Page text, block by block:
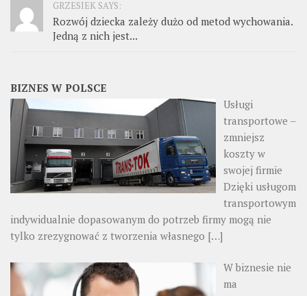
GRZESIEK SAYS:
Rozwój dziecka zależy dużo od metod wychowania.
Jedną z nich jest...
BIZNES W POLSCE
Usługi
transportowe –
zmniejsz
koszty w
swojej firmie
Dzięki usługom
transportowym
indywidualnie dopasowanym do potrzeb firmy mogą nie
tylko zrezygnować z tworzenia własnego […]
W biznesie nie
ma